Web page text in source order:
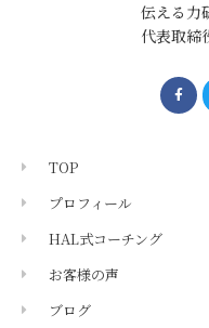
伝える力
代表取
TOP
プロフィール
HAL式コーチング
お客様の声
ブログ